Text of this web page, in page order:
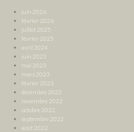
juin 2026
février 2026
juillet 2025
février 2025
avril 2024
juin 2023
mai 2023
mars 2023
février 2023
décembre 2022
novembre 2022
octobre 2022
septembre 2022
août 2022